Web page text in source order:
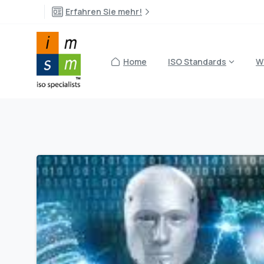
Erfahren Sie mehr!
Home ISO Standards